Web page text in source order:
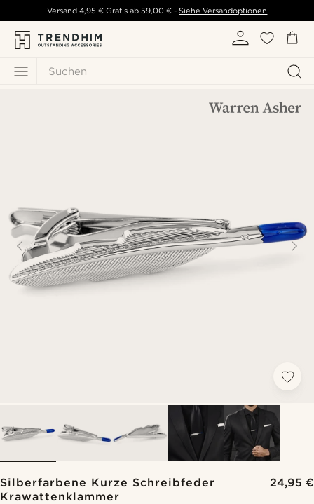
Suchen
Versand 4,95 € Gratis ab 59,00 € - Siehe Versandoptionen
Silberfarbene Kurze Schreibfeder
Krawattenklammer
24,95 €